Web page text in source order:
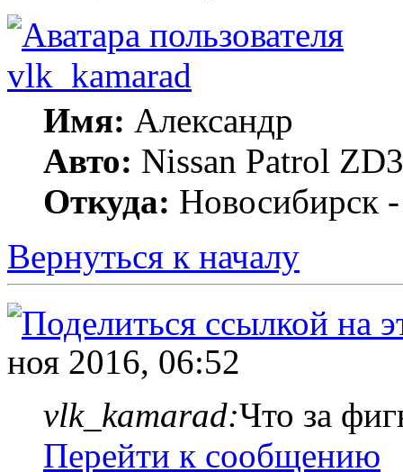
vlk_kamarad
Имя: Александр
Авто: Nissan Patrol
Откуда: Новосибирск
Вернуться к началу
ноя 2016, 06:52
vlk_kamarad:Что за
Перейти к сообщению